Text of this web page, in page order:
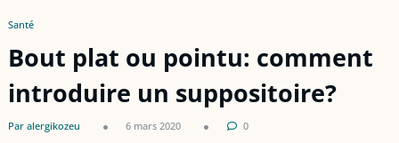
Santé
Bout plat ou pointu: comment
introduire un suppositoire?
Par alergikozeu 6 mars 2020 0